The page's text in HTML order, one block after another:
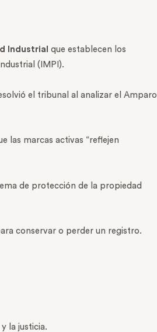
Industrial que establecen los
(IMPI).
el tribunal al analizar el Amparo
las marcas activas “reflejen
de protección de la propiedad
conservar o perder un registro.
la justicia.